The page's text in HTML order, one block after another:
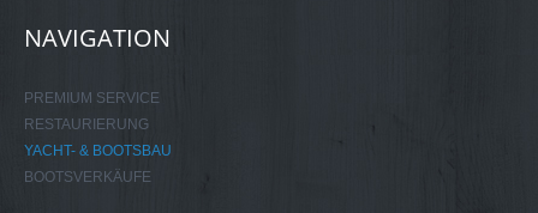
NAVIGATION
PREMIUM SERVICE
RESTAURIERUNG
YACHT- & BOOTSBAU
BOOTSVERKÄUFE